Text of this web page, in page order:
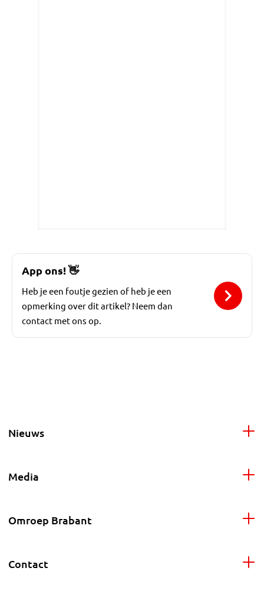
App ons!👋
Heb je een foutje gezien of heb je een
opmerking over dit artikel? Neem dan
contact met ons op.
Nieuws
Media
Omroep Brabant
Contact